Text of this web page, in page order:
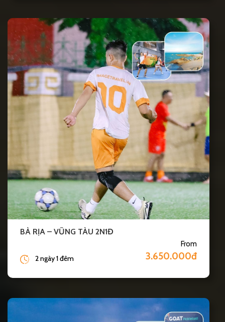
BÀ RỊA – VŨNG TÀU 2N1Đ
From
3.650.000đ
2 ngày 1 đêm